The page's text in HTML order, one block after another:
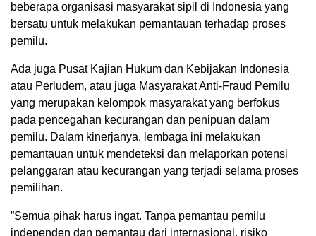
beberapa organisasi masyarakat sipil di Indonesia yang
bersatu untuk melakukan pemantauan terhadap proses
pemilu.
Ada juga Pusat Kajian Hukum dan Kebijakan Indonesia
atau Perludem, atau juga Masyarakat Anti-Fraud Pemilu
yang merupakan kelompok masyarakat yang berfokus
pada pencegahan kecurangan dan penipuan dalam
pemilu. Dalam kinerjanya, lembaga ini melakukan
pemantauan untuk mendeteksi dan melaporkan potensi
pelanggaran atau kecurangan yang terjadi selama proses
pemilihan.
”Semua pihak harus ingat. Tanpa pemantau pemilu
independen dan pemantau dari internasional, risiko